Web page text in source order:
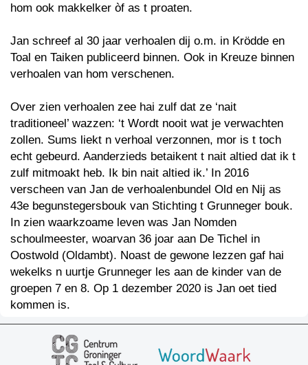
hom ook makkelker òf as t proaten.
Jan schreef al 30 jaar verhoalen dij o.m. in Krödde en
Toal en Taiken publiceerd binnen. Ook in Kreuze binnen
verhoalen van hom verschenen.
Over zien verhoalen zee hai zulf dat ze ‘nait
traditioneel’ wazzen: ‘t Wordt nooit wat je verwachten
zollen. Sums liekt n verhoal verzonnen, mor is t toch
echt gebeurd. Aanderzieds betaikent t nait altied dat ik t
zulf mitmoakt heb. Ik bin nait altied ik.’ In 2016
verscheen van Jan de verhoalenbundel Old en Nij as
43e begunstegersbouk van Stichting t Grunneger bouk.
In zien waarkzoame leven was Jan Nomden
schoulmeester, woarvan 36 joar aan De Tichel in
Oostwold (Oldambt). Noast de gewone lezzen gaf hai
wekelks n uurtje Grunneger les aan de kinder van de
groepen 7 en 8. Op 1 dezember 2020 is Jan oet tied
kommen is.